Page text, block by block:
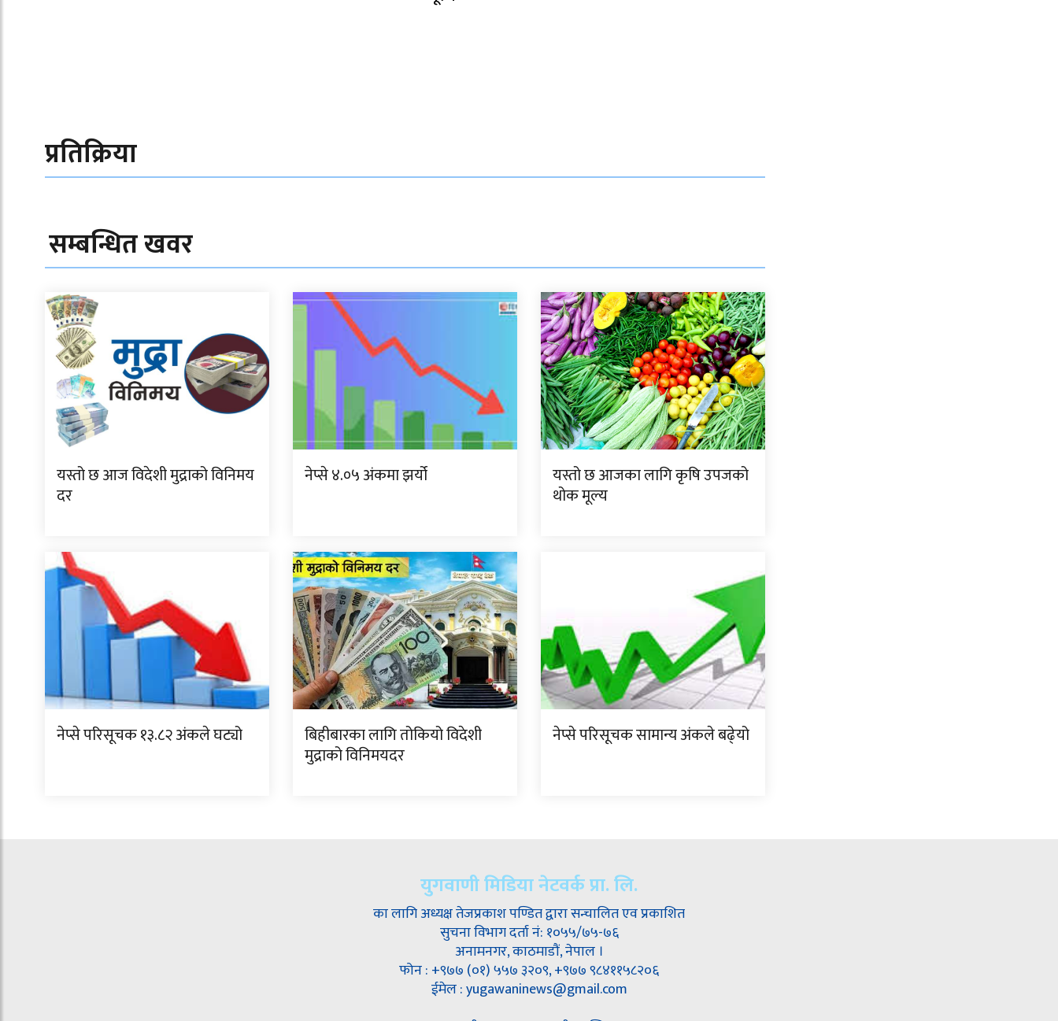
प्रतिक्रिया
सम्बन्धित खवर
यस्तो छ आज विदेशी मुद्राको विनिमय
दर
नेप्से ४.०५ अंकमा झर्यो यस्तो छ आजका लागि कृषि उपजको
थोक मूल्य
नेप्से परिसूचक १३.८२ अंकले घट्यो बिहीबारका लागि तोकियो विदेशी
मुद्राको विनिमयदर
नेप्से परिसूचक सामान्य अंकले बढे्यो
युगवाणी मिडिया नेटवर्क प्रा. लि.
का लागि अध्यक्ष तेजप्रकाश पण्डित द्वारा सन्चालित एव प्रकाशित
सुचना विभाग दर्ता नं: १०५५/७५-७६
अनामनगर, काठमाडौं, नेपाल ।
फोन : +९७७ (०१) ५५७ ३२०९, +९७७ ९८४११५८२०६
ईमेल : yugawaninews@gmail.com